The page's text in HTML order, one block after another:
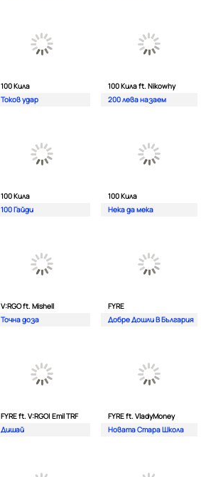
100 Кила
Токов удар
100 Кила ft. Nikowhy
200 лева назаем
100 Кила
100 Гайди
100 Кила
Нека да мека
V:RGO ft. Mishell
Точна доза
FYRE
Добре Дошли В България
FYRE ft. V:RGO| Emil TRF
Дишай
FYRE ft. VladyMoney
Новата Стара Школа